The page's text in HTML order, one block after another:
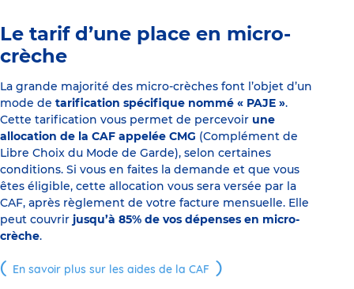
Le tarif d’une place en micro-
crèche
La grande majorité des micro-crèches font l’objet d’un
mode de tarification spécifique nommé « PAJE ».
Cette tarification vous permet de percevoir une
allocation de la CAF appelée CMG (Complément de
Libre Choix du Mode de Garde), selon certaines
conditions. Si vous en faites la demande et que vous
êtes éligible, cette allocation vous sera versée par la
CAF, après règlement de votre facture mensuelle. Elle
peut couvrir jusqu’à 85% de vos dépenses en micro-
crèche.
En savoir plus sur les aides de la CAF